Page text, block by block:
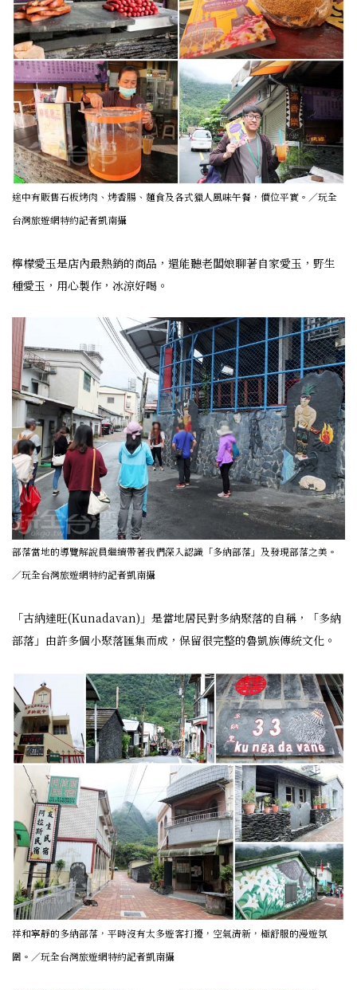
途中有販售石板烤肉、烤香腸、麵食及各式獵人風味午餐，價位平實。／玩全
台灣旅遊網特約記者凱南攝
檸檬愛玉是店內最熱銷的商品，還能聽老闆娘聊著自家愛玉，野生
種愛玉，用心製作，冰涼好喝。
部落當地的導覽解說員繼續帶著我們深入認識「多納部落」及發現部落之美。
／玩全台灣旅遊網特約記者凱南攝
「古納達旺(Kunadavan)」是當地居民對多納聚落的自稱，「多納
部落」由許多個小聚落匯集而成，保留很完整的魯凱族傳統文化。
祥和寧靜的多納部落，平時沒有太多遊客打擾，空氣清新，極舒服的漫遊氛
圍。／玩全台灣旅遊網特約記者凱南攝